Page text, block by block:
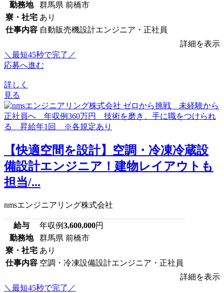
勤務地
群馬県 前橋市
寮・社宅 あり
仕事内容 自動販売機設計エンジニア・正社員
詳細を表示
＼最短45秒で完了／
応募へ進む
詳しく
見る
【快適空間を設計】空調・冷凍冷蔵設
備設計エンジニア！建物レイアウトも
担当/...
nmsエンジニアリング株式会社
給与 年収例3,600,000円
勤務地
群馬県 前橋市
寮・社宅 あり
仕事内容 空調・冷凍設備設計エンジニア・正社員
詳細を表示
＼最短45秒で完了／